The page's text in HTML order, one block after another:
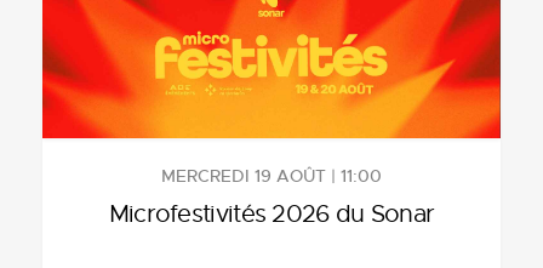
MERCREDI 19 AOÛT | 11:00
Microfestivités 2026 du Sonar